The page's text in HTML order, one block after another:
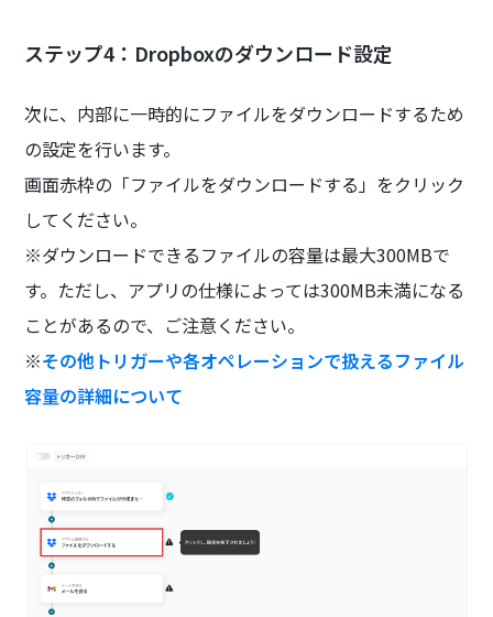
ステップ4：Dropboxのダウンロード設定
次に、内部に一時的にファイルをダウンロードするため
の設定を行います。
画面赤枠の「ファイルをダウンロードする」をクリック
してください。
※ダウンロードできるファイルの容量は最大300MBで
す。ただし、アプリの仕様によっては300MB未満になる
ことがあるので、ご注意ください。
※その他トリガーや各オペレーションで扱えるファイル
容量の詳細について